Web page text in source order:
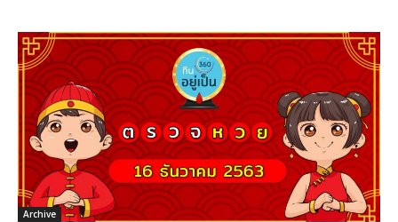
Archive